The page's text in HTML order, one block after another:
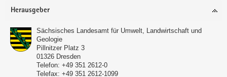
Service
Herausgeber
Sächsisches Landesamt für Umwelt, Landwirtschaft und
Geologie
Pillnitzer Platz 3
01326 Dresden
Telefon: +49 351 2612-0
Telefax: +49 351 2612-1099